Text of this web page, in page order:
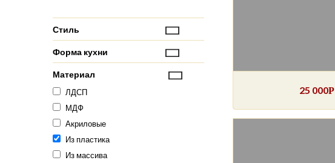
25 000Р
Стиль
Форма кухни
Материал
ЛДСП
МДФ
Акриловые
Из пластика
Из массива